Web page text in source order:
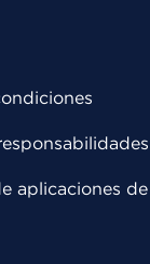
aplicaciones